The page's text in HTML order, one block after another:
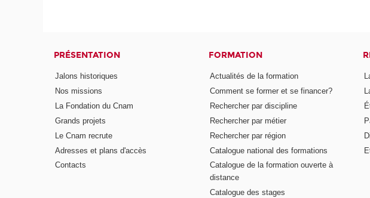
PRÉSENTATION
Jalons historiques
Nos missions
La Fondation du Cnam
Grands projets
Le Cnam recrute
Adresses et plans d'accès
Contacts
FORMATION
Actualités de la formation
Comment se former et se financer?
Rechercher par discipline
Rechercher par métier
Rechercher par région
Catalogue national des formations
Catalogue de la formation ouverte à
distance
Catalogue des stages